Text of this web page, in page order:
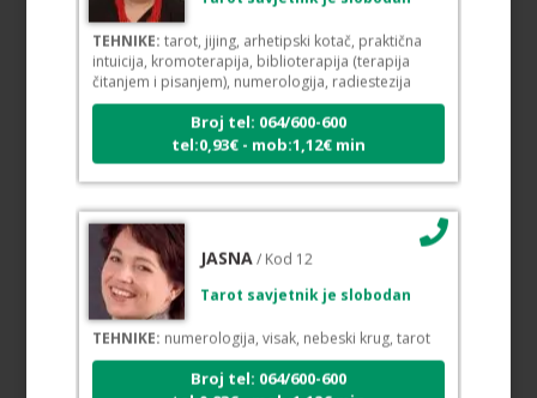
TEHNIKE:tarot, jijing, arhetipski kotač, praktična
intuicija, kromoterapija, biblioterapija (terapija
čitanjem i pisanjem), numerologija, radiestezija
Broj tel: 064/600-600
tel:0,93€ - mob:1,12€ min
TEHNIKE:numerologija, visak, nebeski krug, tarot
Broj tel: 064/600-600
tel:0,93€ - mob:1,12€ min